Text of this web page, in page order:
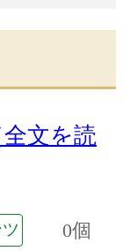
全文を読
0個